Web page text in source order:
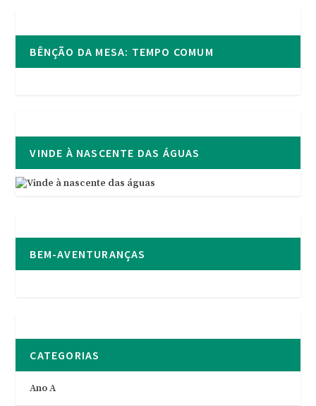
BÊNÇÃO DA MESA: TEMPO COMUM
VINDE À NASCENTE DAS ÁGUAS
BEM-AVENTURANÇAS
CATEGORIAS
Ano A